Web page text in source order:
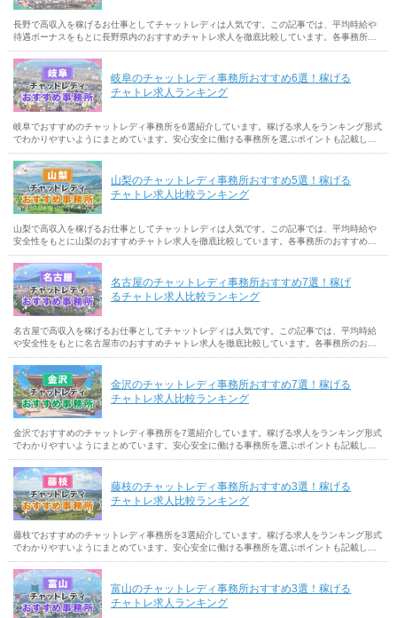
長野で高収入を稼げるお仕事としてチャットレディは人気です。この記事では、平均時給や
待遇ボーナスをもとに長野県内のおすすめチャトレ求人を徹底比較しています。各事務所の
おすすめポイントや選ぶ基準も解説しているので参考にしてください。
岐阜のチャットレディ事務所おすすめ6選！稼げる
チャトレ求人ランキング
岐阜でおすすめのチャットレディ事務所を6選紹介しています。稼げる求人をランキング形式
でわかりやすいようにまとめています。安心安全に働ける事務所を選ぶポイントも記載して
いるので、岐阜でチャットレディ事務所を探す参考にしてください。
山梨のチャットレディ事務所おすすめ5選！稼げる
チャトレ求人比較ランキング
山梨で高収入を稼げるお仕事としてチャットレディは人気です。この記事では、平均時給や
安全性をもとに山梨のおすすめチャトレ求人を徹底比較しています。各事務所のおすすめポ
イントや選ぶ基準も解説しているので参考にしてください。
名古屋のチャットレディ事務所おすすめ7選！稼げ
るチャトレ求人比較ランキング
名古屋で高収入を稼げるお仕事としてチャットレディは人気です。この記事では、平均時給
や安全性をもとに名古屋市のおすすめチャトレ求人を徹底比較しています。各事務所のおす
すめポイントや選ぶ基準も解説しているので参考にしてください。
金沢のチャットレディ事務所おすすめ7選！稼げる
チャトレ求人比較ランキング
金沢でおすすめのチャットレディ事務所を7選紹介しています。稼げる求人をランキング形式
でわかりやすいようにまとめています。安心安全に働ける事務所を選ぶポイントも記載して
いるので、石川県金沢市でチャットレディ事務所を探す参考にしてください。
藤枝のチャットレディ事務所おすすめ3選！稼げる
チャトレ求人比較ランキング
藤枝でおすすめのチャットレディ事務所を3選紹介しています。稼げる求人をランキング形式
でわかりやすいようにまとめています。安心安全に働ける事務所を選ぶポイントも記載して
いるので、藤枝でチャットレディ事務所を探す参考にしてください。
富山のチャットレディ事務所おすすめ3選！稼げる
チャトレ求人ランキング